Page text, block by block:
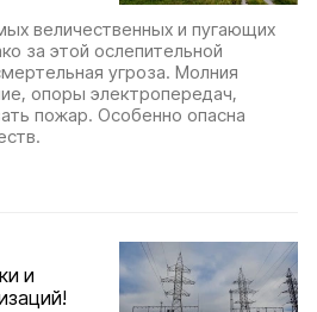
величественных и пугающих
за этой ослепительной
угроза. Молния
опоры электропередач,
пожар. Особенно опасна
и